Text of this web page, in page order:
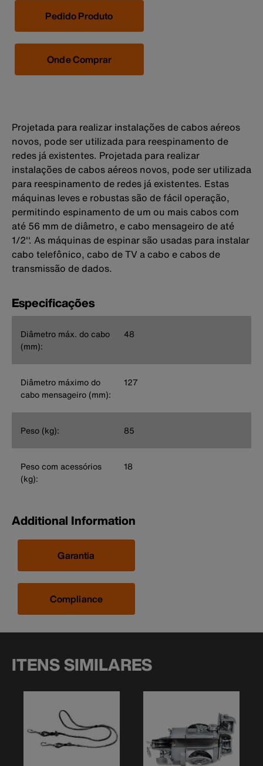
Pedido Produto
Onde Comprar
Projetada para realizar instalações de cabos aéreos
novos, pode ser utilizada para reespinamento de
redes já existentes. Projetada para realizar
instalações de cabos aéreos novos, pode ser utilizada
para reespinamento de redes já existentes. Estas
máquinas leves e robustas são de fácil operação,
permitindo espinamento de um ou mais cabos com
até 56 mm de diâmetro, e cabo mensageiro de até
1/2''. As máquinas de espinar são usadas para instalar
cabo telefônico, cabo de TV a cabo e cabos de
transmissão de dados.
Especificações
Diâmetro máx. do cabo
(mm):
48
Diâmetro máximo do
cabo mensageiro (mm):
127
Peso (kg): 85
Peso com acessórios
(kg):
18
Additional Information
Garantia
Compliance
ITENS SIMILARES